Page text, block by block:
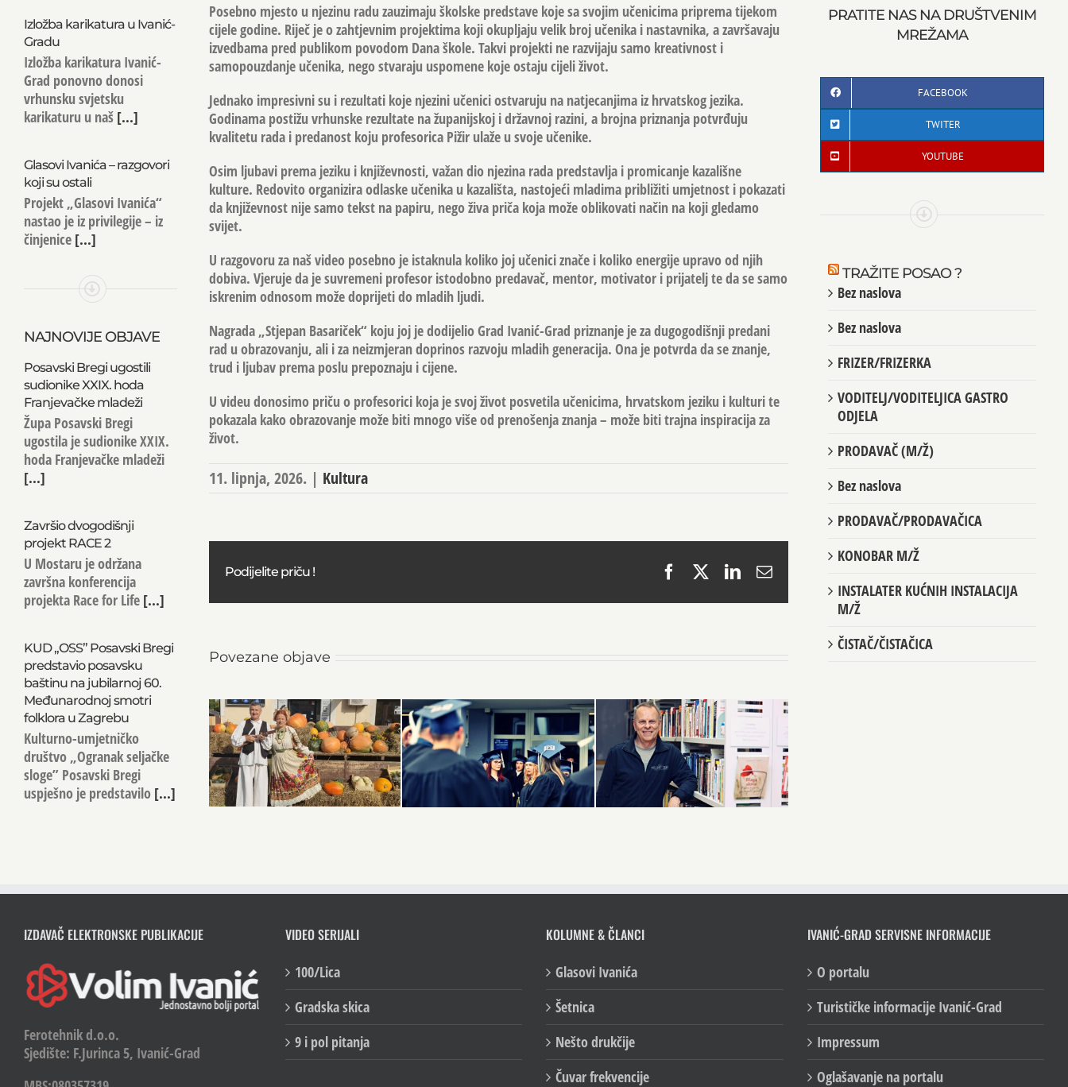
Posebno mjesto u njezinu radu zauzimaju školske predstave koje sa svojim učenicima priprema tijekom
cijele godine. Riječ je o zahtjevnim projektima koji okupljaju velik broj učenika i nastavnika, a završavaju
izvedbama pred publikom povodom Dana škole. Takvi projekti ne razvijaju samo kreativnost i
samopouzdanje učenika, nego stvaraju uspomene koje ostaju cijeli život.
Jednako impresivni su i rezultati koje njezini učenici ostvaruju na natjecanjima iz hrvatskog jezika.
Godinama postižu vrhunske rezultate na županijskoj i državnoj razini, a brojna priznanja potvrđuju
kvalitetu rada i predanost koju profesorica Pižir ulaže u svoje učenike.
Osim ljubavi prema jeziku i književnosti, važan dio njezina rada predstavlja i promicanje kazališne
kulture. Redovito organizira odlaske učenika u kazališta, nastojeći mladima približiti umjetnost i pokazati
da književnost nije samo tekst na papiru, nego živa priča koja može oblikovati način na koji gledamo
svijet.
U razgovoru za naš video posebno je istaknula koliko joj učenici znače i koliko energije upravo od njih
dobiva. Vjeruje da je suvremeni profesor istodobno predavač, mentor, motivator i prijatelj te da se samo
iskrenim odnosom može doprijeti do mladih ljudi.
Nagrada „Stjepan Basariček“ koju joj je dodijelio Grad Ivanić-Grad priznanje je za dugogodišnji predani
rad u obrazovanju, ali i za neizmjeran doprinos razvoju mladih generacija. Ona je potvrda da se znanje,
trud i ljubav prema poslu prepoznaju i cijene.
U videu donosimo priču o profesorici koja je svoj život posvetila učenicima, hrvatskom jeziku i kulturi te
pokazala kako obrazovanje može biti mnogo više od prenošenja znanja – može biti trajna inspiracija za
život.
11. lipnja, 2026. | Kultura
Podijelite priču ! Facebook
X LinkedIn
Email
Povezane objave
Izložba karikatura u Ivanić-
Gradu
Izložba karikatura Ivanić-
Grad ponovno donosi
vrhunsku svjetsku
karikaturu u naš[...]
Glasovi Ivanića – razgovori
koji su ostali
Projekt „Glasovi Ivanića“
nastao je iz privilegije – iz
činjenice[...]
NAJNOVIJE OBJAVE
Posavski Bregi ugostili
sudionike XXIX. hoda
Franjevačke mladeži
Župa Posavski Bregi
ugostila je sudionike XXIX.
hoda Franjevačke mladeži
[...]
Završio dvogodišnji
projekt RACE 2
U Mostaru je održana
završna konferencija
projekta Race for Life[...]
KUD „OSS” Posavski Bregi
predstavio posavsku
baštinu na jubilarnoj 60.
Međunarodnoj smotri
folklora u Zagrebu
Kulturno-umjetničko
društvo „Ogranak seljačke
sloge” Posavski Bregi
uspješno je predstavilo[...]
PRATITE NAS NA DRUŠTVENIM
MREŽAMA
FACEBOOK
TWITER
YOUTUBE
TRAŽITE POSAO ?
Bez naslova
Bez naslova
FRIZER/FRIZERKA
VODITELJ/VODITELJICA GASTRO
ODJELA
PRODAVAČ (M/Ž)
Bez naslova
PRODAVAČ/PRODAVAČICA
KONOBAR M/Ž
INSTALATER KUĆNIH INSTALACIJA
M/Ž
ČISTAČ/ČISTAČICA
IZDAVAČ ELEKTRONSKE PUBLIKACIJE
Ferotehnik d.o.o.
Sjedište: F.Jurinca 5, Ivanić-Grad
VIDEO SERIJALI
100/Lica
Gradska skica
9 i pol pitanja
KOLUMNE & ČLANCI
Glasovi Ivanića
Šetnica
Nešto drukčije
Čuvar frekvencije
IVANIĆ-GRAD SERVISNE INFORMACIJE
O portalu
Turističke informacije Ivanić-Grad
Impressum
Oglašavanje na portalu